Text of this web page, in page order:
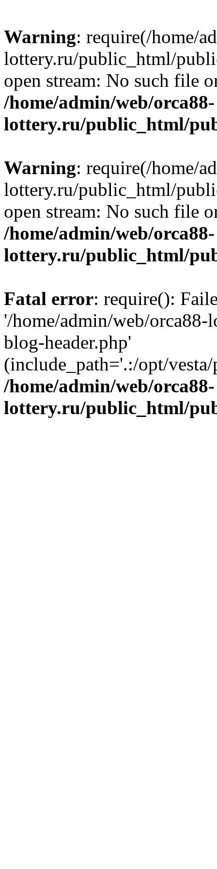
Warning: require(/home/
lottery.ru/public_html/
open stream: No such file
/home/admin/web/orca88-
lottery.ru/public_html/
Warning: require(/home/
lottery.ru/public_html/
open stream: No such file
/home/admin/web/orca88-
lottery.ru/public_html/
Fatal error: require():
'/home/admin/web/
blog-header.php'
(include_path='.:/opt/
/home/admin/web/orca88-
lottery.ru/public_html/